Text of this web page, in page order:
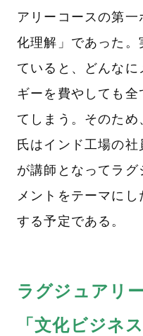
アリーコースの第一
化理解」であった。
ていると、どんな
ギーを費やしても全
てしまう。そのため
氏はインド工場の社
が講師となってラグ
メントをテーマに
する予定である。
ラグジュアリ
「文化ビジネ